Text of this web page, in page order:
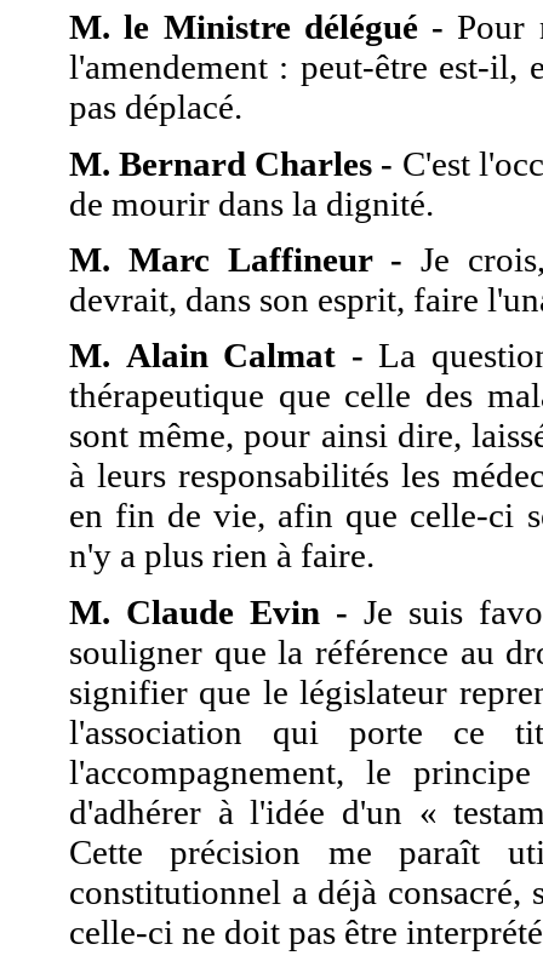
M. le Ministre délégué - Pour
l'amendement : peut-être est-il,
pas déplacé.
M. Bernard Charles - C'est
de mourir dans la dignité.
M. Marc Laffineur - Je
devrait, dans son esprit, faire
M. Alain Calmat - La
thérapeutique que celle des
sont même, pour ainsi dire,
à leurs responsabilités les
en fin de vie, afin que celle-ci
n'y a plus rien à faire.
M. Claude Evin - Je suis
souligner que la référence au
signifier que le législateur
l'association qui porte ce
l'accompagnement, le
d'adhérer à l'idée d'un «
Cette précision me paraît
constitutionnel a déjà
celle-ci ne doit pas être